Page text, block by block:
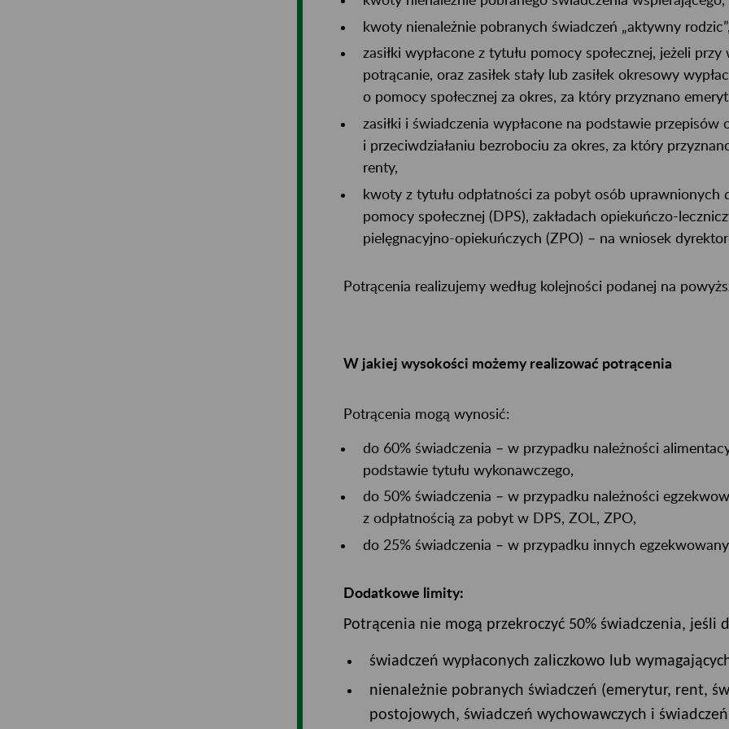
kwoty nienależnie pobranych świadczeń „aktywny
zasiłki wypłacone z tytułu pomocy społecznej, jeżeli
potrącanie, oraz zasiłek stały lub zasiłek okresowy
o pomocy społecznej za okres, za który przyznano
zasiłki i świadczenia wypłacone na podstawie przepisów
i przeciwdziałaniu bezrobociu za okres, za który
renty,
kwoty z tytułu odpłatności za pobyt osób uprawnionych
pomocy społecznej (DPS), zakładach opiekuńczo-
pielęgnacyjno-opiekuńczych (ZPO) – na wniosek
Potrącenia realizujemy według kolejności podanej na
W jakiej wysokości możemy realizować potrącenia
Potrącenia mogą wynosić:
do 60% świadczenia – w przypadku należności
podstawie tytułu wykonawczego,
do 50% świadczenia – w przypadku należności
z odpłatnością za pobyt w DPS, ZOL, ZPO,
do 25% świadczenia – w przypadku innych
Dodatkowe limity:
Potrącenia nie mogą przekroczyć 50% świadczenia, jeśli
świadczeń wypłaconych zaliczkowo lub
nienależnie pobranych świadczeń (emerytur, rent,
postojowych, świadczeń wychowawczych i